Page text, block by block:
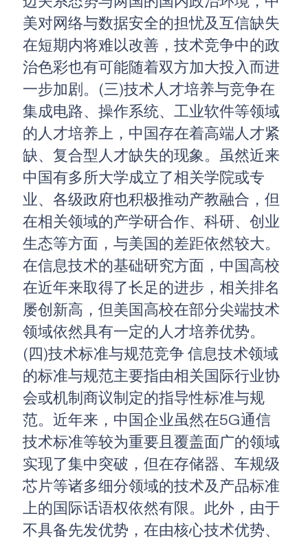
美对网络与数据安全的担忧及互信缺失
在短期内将难以改善，技术竞争中的政
治色彩也有可能随着双方加大投入而进
一步加剧。(三)技术人才培养与竞争在
集成电路、操作系统、工业软件等领域
的人才培养上，中国存在着高端人才紧
缺、复合型人才缺失的现象。虽然近来
中国有多所大学成立了相关学院或专
业、各级政府也积极推动产教融合，但
在相关领域的产学研合作、科研、创业
生态等方面，与美国的差距依然较大。
在信息技术的基础研究方面，中国高校
在近年来取得了长足的进步，相关排名
屡创新高，但美国高校在部分尖端技术
领域依然具有一定的人才培养优势。
(四)技术标准与规范竞争 信息技术领域
的标准与规范主要指由相关国际行业协
会或机制商议制定的指导性标准与规
范。近年来，中国企业虽然在5G通信
技术标准等较为重要且覆盖面广的领域
实现了集中突破，但在存储器、车规级
芯片等诸多细分领域的技术及产品标准
上的国际话语权依然有限。此外，由于
不具备先发优势，在由核心技术优势、